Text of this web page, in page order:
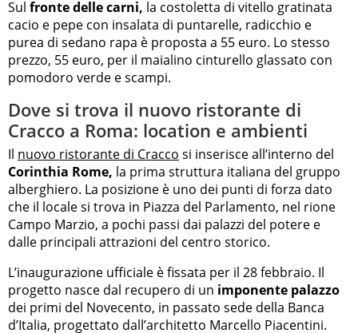
Sul fronte delle carni, la costoletta di vitello gratinata
cacio e pepe con insalata di puntarelle, radicchio e
purea di sedano rapa è proposta a 55 euro. Lo stesso
prezzo, 55 euro, per il maialino cinturello glassato con
pomodoro verde e scampi.
Dove si trova il nuovo ristorante di
Cracco a Roma: location e ambienti
Il nuovo ristorante di Cracco si inserisce all’interno del
Corinthia Rome, la prima struttura italiana del gruppo
alberghiero. La posizione è uno dei punti di forza dato
che il locale si trova in Piazza del Parlamento, nel rione
Campo Marzio, a pochi passi dai palazzi del potere e
dalle principali attrazioni del centro storico.
L’inaugurazione ufficiale è fissata per il 28 febbraio. Il
progetto nasce dal recupero di un imponente palazzo
dei primi del Novecento, in passato sede della Banca
d’Italia, progettato dall’architetto Marcello Piacentini.